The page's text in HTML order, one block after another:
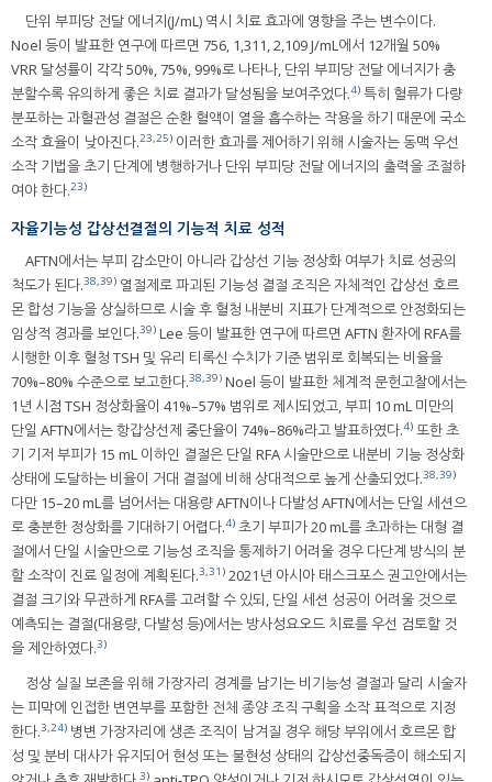
단위 부피당 전달 에너지(J/mL) 역시 치료 효과에 영향을 주는 변수이다.
Noel 등이 발표한 연구에 따르면 756, 1,311, 2,109 J/mL에서 12개월 50%
VRR 달성률이 각각 50%, 75%, 99%로 나타나, 단위 부피당 전달 에너지가 충
분할수록 유의하게 좋은 치료 결과가 달성됨을 보여주었다.4) 특히 혈류가 다량
분포하는 과혈관성 결절은 순환 혈액이 열을 흡수하는 작용을 하기 때문에 국소
소작 효율이 낮아진다.23,25) 이러한 효과를 제어하기 위해 시술자는 동맥 우선
소작 기법을 초기 단계에 병행하거나 단위 부피당 전달 에너지의 출력을 조절하
여야 한다.23)
자율기능성 갑상선결절의 기능적 치료 성적
AFTN에서는 부피 감소만이 아니라 갑상선 기능 정상화 여부가 치료 성공의
척도가 된다.38,39) 열절제로 파괴된 기능성 결절 조직은 자체적인 갑상선 호르
몬 합성 기능을 상실하므로 시술 후 혈청 내분비 지표가 단계적으로 안정화되는
임상적 경과를 보인다.39) Lee 등이 발표한 연구에 따르면 AFTN 환자에 RFA를
시행한 이후 혈청 TSH 및 유리 티록신 수치가 기준 범위로 회복되는 비율을
70%–80% 수준으로 보고한다.38,39) Noel 등이 발표한 체계적 문헌고찰에서는
1년 시점 TSH 정상화율이 41%–57% 범위로 제시되었고, 부피 10 mL 미만의
단일 AFTN에서는 항갑상선제 중단율이 74%–86%라고 발표하였다.4) 또한 초
기 기저 부피가 15 mL 이하인 결절은 단일 RFA 시술만으로 내분비 기능 정상화
상태에 도달하는 비율이 거대 결절에 비해 상대적으로 높게 산출되었다.38,39)
다만 15–20 mL를 넘어서는 대용량 AFTN이나 다발성 AFTN에서는 단일 세션으
로 충분한 정상화를 기대하기 어렵다.4) 초기 부피가 20 mL를 초과하는 대형 결
절에서 단일 시술만으로 기능성 조직을 통제하기 어려울 경우 다단계 방식의 분
할 소작이 진료 일정에 계획된다.3,31 ) 2021년 아시아 태스크포스 권고안에서는
결절 크기와 무관하게 RFA를 고려할 수 있되, 단일 세션 성공이 어려울 것으로
예측되는 결절(대용량, 다발성 등)에서는 방사성요오드 치료를 우선 검토할 것
을 제안하였다.3)
정상 실질 보존을 위해 가장자리 경계를 남기는 비기능성 결절과 달리 시술자
는 피막에 인접한 변연부를 포함한 전체 종양 조직 구획을 소작 표적으로 지정
한다.3,24) 병변 가장자리에 생존 조직이 남겨질 경우 해당 부위에서 호르몬 합
성 및 분비 대사가 유지되어 현성 또는 불현성 상태의 갑상선중독증이 해소되지
3)